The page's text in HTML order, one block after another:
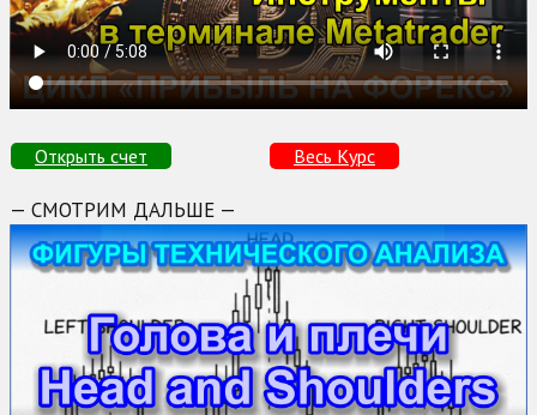
Открыть счет Весь Курс
— СМОТРИМ ДАЛЬШЕ —